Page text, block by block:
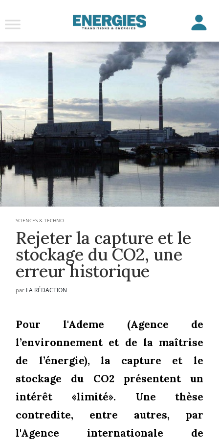
SCIENCES & TECHNO
Rejeter la capture et le
stockage du CO2, une
erreur historique
par LA RÉDACTION
Pour l'Ademe (Agence de
l’environnement et de la maîtrise
de l’énergie), la capture et le
stockage du CO2 présentent un
intérêt «limité». Une thèse
contredite, entre autres, par
l'Agence internationale de